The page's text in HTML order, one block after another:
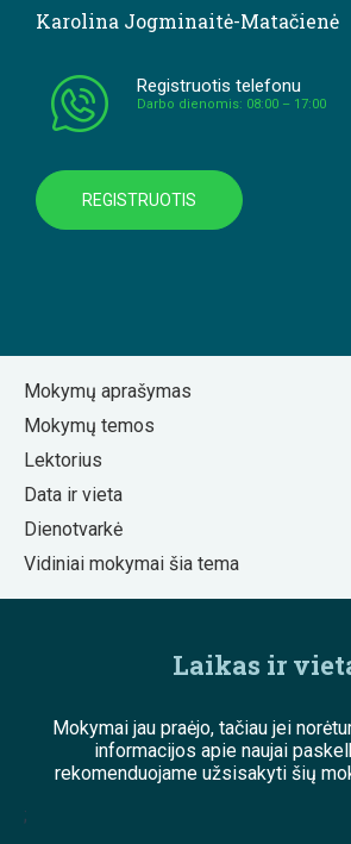
Karolina Jogminaitė-Matačienė
Registruotis telefonu
Darbo dienomis: 08:00 – 17:00
REGISTRUOTIS
Mokymų aprašymas
Mokymų temos
Lektorius
Data ir vieta
Dienotvarkė
Vidiniai mokymai šia tema
Laikas ir
Mokymai jau praėjo, tačiau jei
informacijos apie naujai
rekomenduojame užsisakyti šių
;